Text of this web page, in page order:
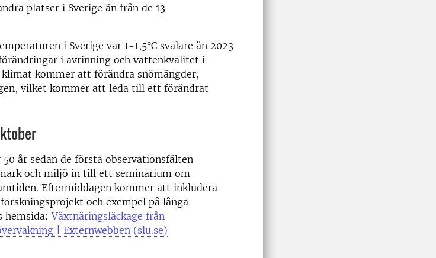
platser i Sverige än från de 13
i Sverige var 1-1,5°C svalare än 2023
i avrinning och vattenkvalitet i
kommer att förändra snömängder,
vilket kommer att leda till ett förändrat
år sedan de första observationsfälten
och miljö in till ett seminarium om
Eftermiddagen kommer att inkludera
och exempel på långa
hemsida:Växtnäringsläckage från
| Externwebben (slu.se)